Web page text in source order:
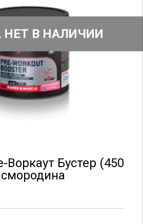
НЕТ В НАЛИЧИИ
Воркаут Бустер (450